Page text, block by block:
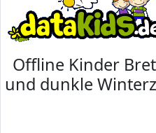
Offline Kinder
und dunkle